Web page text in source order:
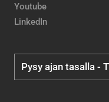
Youtube
LinkedIn
Pysy ajan tasalla -